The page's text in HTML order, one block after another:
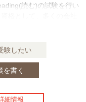
読む)の試験を行い
格として、多くの会社
験したい
書く
細情報